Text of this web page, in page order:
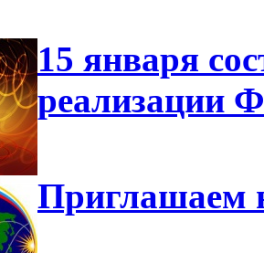
15 января
реализации
Приглашаем